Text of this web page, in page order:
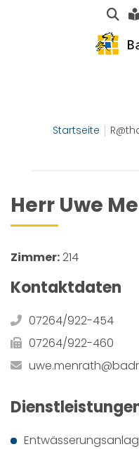
Startseite
Herr Uwe
Zimmer:214
Kontaktdaten
07264/922-454
07264/922-460